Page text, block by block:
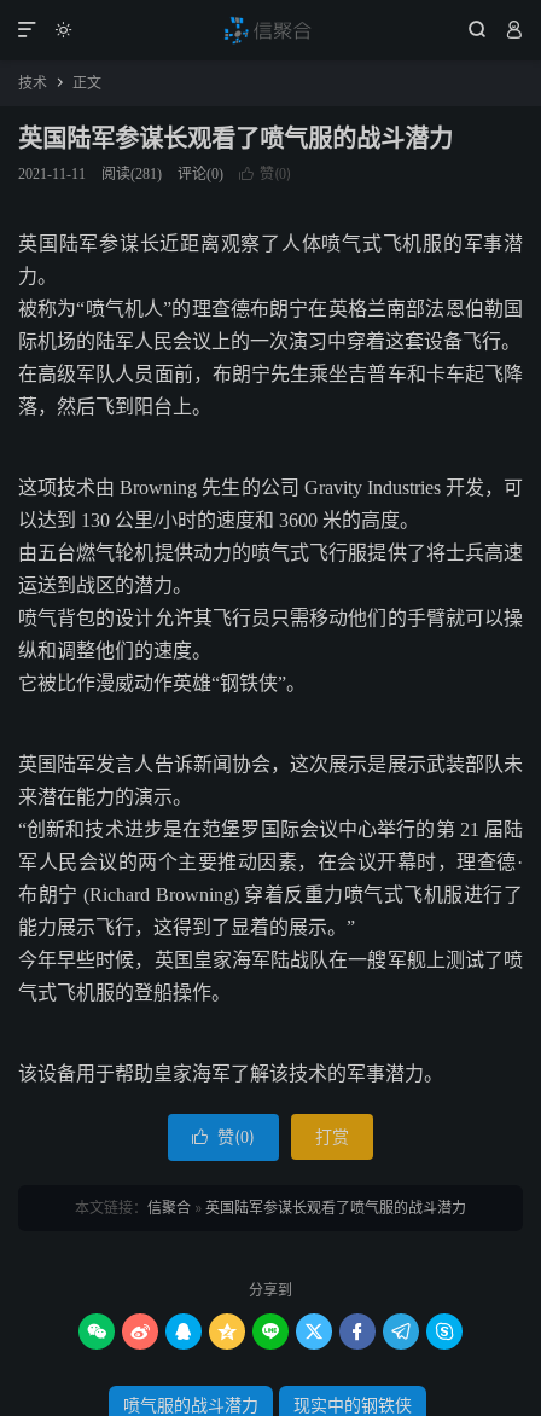
  

技术  正文
英国陆军参谋长观看了喷气服的战斗潜力
2021-11-11 阅读(281) 评论(0)  赞(0)
英国陆军参谋长近距离观察了人体喷气式飞机服的军事潜
力。
被称为“喷气机人”的理查德布朗宁在英格兰南部法恩伯勒国
际机场的陆军人民会议上的一次演习中穿着这套设备飞行。
在高级军队人员面前，布朗宁先生乘坐吉普车和卡车起飞降
落，然后飞到阳台上。
这项技术由 Browning 先生的公司 Gravity Industries 开发，可
以达到 130 公里/小时的速度和 3600 米的高度。
由五台燃气轮机提供动力的喷气式飞行服提供了将士兵高速
运送到战区的潜力。
喷气背包的设计允许其飞行员只需移动他们的手臂就可以操
纵和调整他们的速度。
它被比作漫威动作英雄“钢铁侠”。
英国陆军发言人告诉新闻协会，这次展示是展示武装部队未
来潜在能力的演示。
“创新和技术进步是在范堡罗国际会议中心举行的第 21 届陆
军人民会议的两个主要推动因素，在会议开幕时，理查德·
布朗宁 (Richard Browning) 穿着反重力喷气式飞机服进行了
能力展示飞行，这得到了显着的展示。”
今年早些时候，英国皇家海军陆战队在一艘军舰上测试了喷
气式飞机服的登船操作。
该设备用于帮助皇家海军了解该技术的军事潜力。
 赞(0) 打赏
本文链接： 信聚合 » 英国陆军参谋长观看了喷气服的战斗潜力
分享到
        
喷气服的战斗潜力 现实中的钢铁侠